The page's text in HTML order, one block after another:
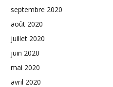
septembre 2020
août 2020
juillet 2020
juin 2020
mai 2020
avril 2020